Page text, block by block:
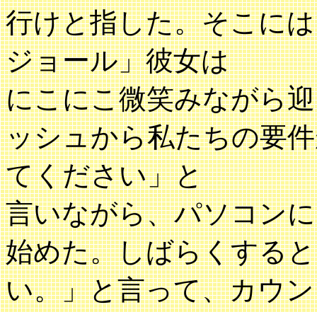
行けと指した。そこに
ジョール」彼女は
にこにこ微笑みながら
ッシュから私たちの要
てください」と
言いながら、パソコン
始めた。しばらくする
い。」と言って、カウン